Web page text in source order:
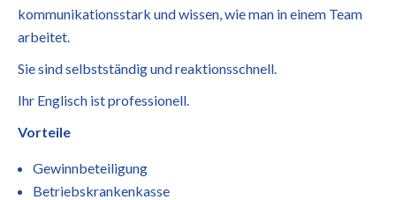
kommunikationsstark und wissen, wie man in einem Team
arbeitet.
Sie sind selbstständig und reaktionsschnell.
Ihr Englisch ist professionell.
Vorteile
Gewinnbeteiligung
Betriebskrankenkasse